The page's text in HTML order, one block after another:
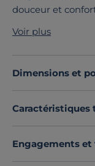
douceur et
rappelant les
des terres, pour
fantaisies.
Voir plus
Dimensions et
Caractéristiques
Engagements